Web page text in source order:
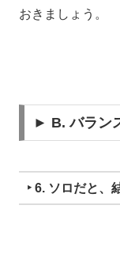
おきましょう。
► B. バラン
‣ 6. ソロだと、